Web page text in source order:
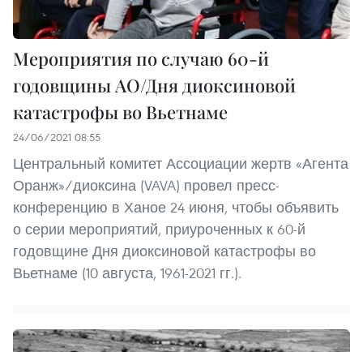
Мероприятия по случаю 60-й
годовщины АО/Дня диоксиновой
катастрофы во Вьетнаме
24/06/2021 08:55
Центральный комитет Ассоциации жертв «Агента
Оранж»/диоксина (VAVA) провел пресс-
конференцию в Ханое 24 июня, чтобы объявить
о серии мероприятий, приуроченных к 60-й
годовщине Дня диоксиновой катастрофы во
Вьетнаме (10 августа, 1961-2021 гг.).